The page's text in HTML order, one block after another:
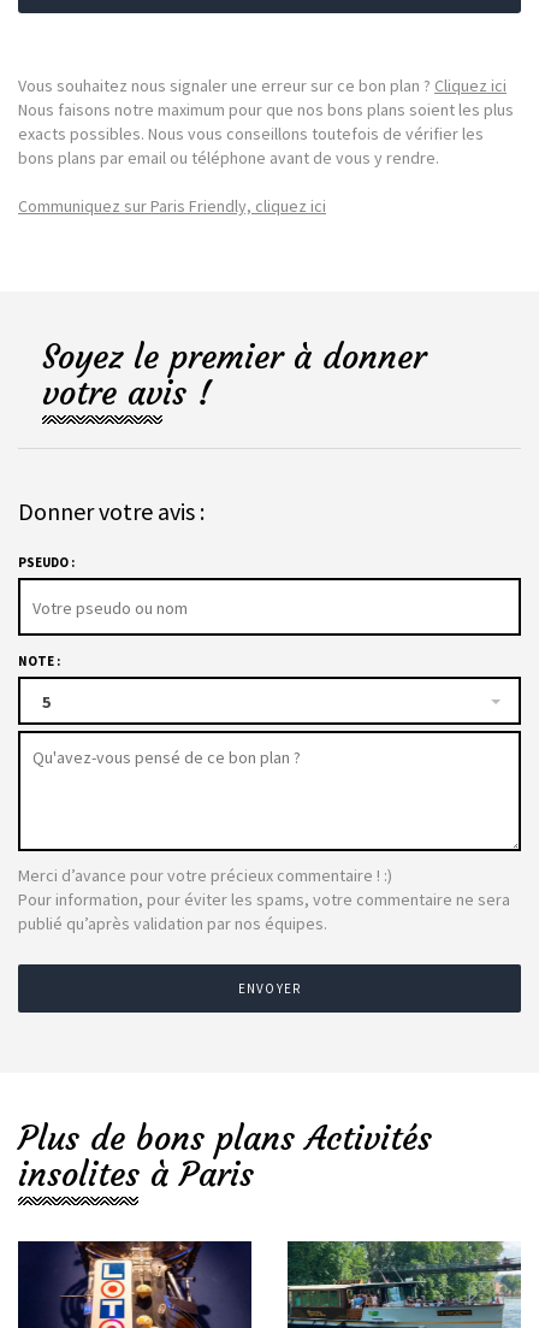
Vous souhaitez nous signaler une erreur sur ce bon plan ? Cliquez ici
Nous faisons notre maximum pour que nos bons plans soient les plus
exacts possibles. Nous vous conseillons toutefois de vérifier les
bons plans par email ou téléphone avant de vous y rendre.
Communiquez sur Paris Friendly, cliquez ici
Soyez le premier à donner
votre avis !
Donner votre avis :
PSEUDO :
NOTE :
5
Merci d’avance pour votre précieux commentaire ! :)
Pour information, pour éviter les spams, votre commentaire ne sera
publié qu’après validation par nos équipes.
ENVOYER
Plus de bons plans Activités
insolites à Paris